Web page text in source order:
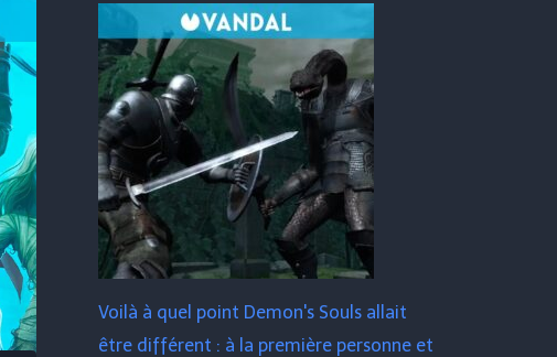
Voilà à quel point Demon's Souls allait
être différent : à la première personne et